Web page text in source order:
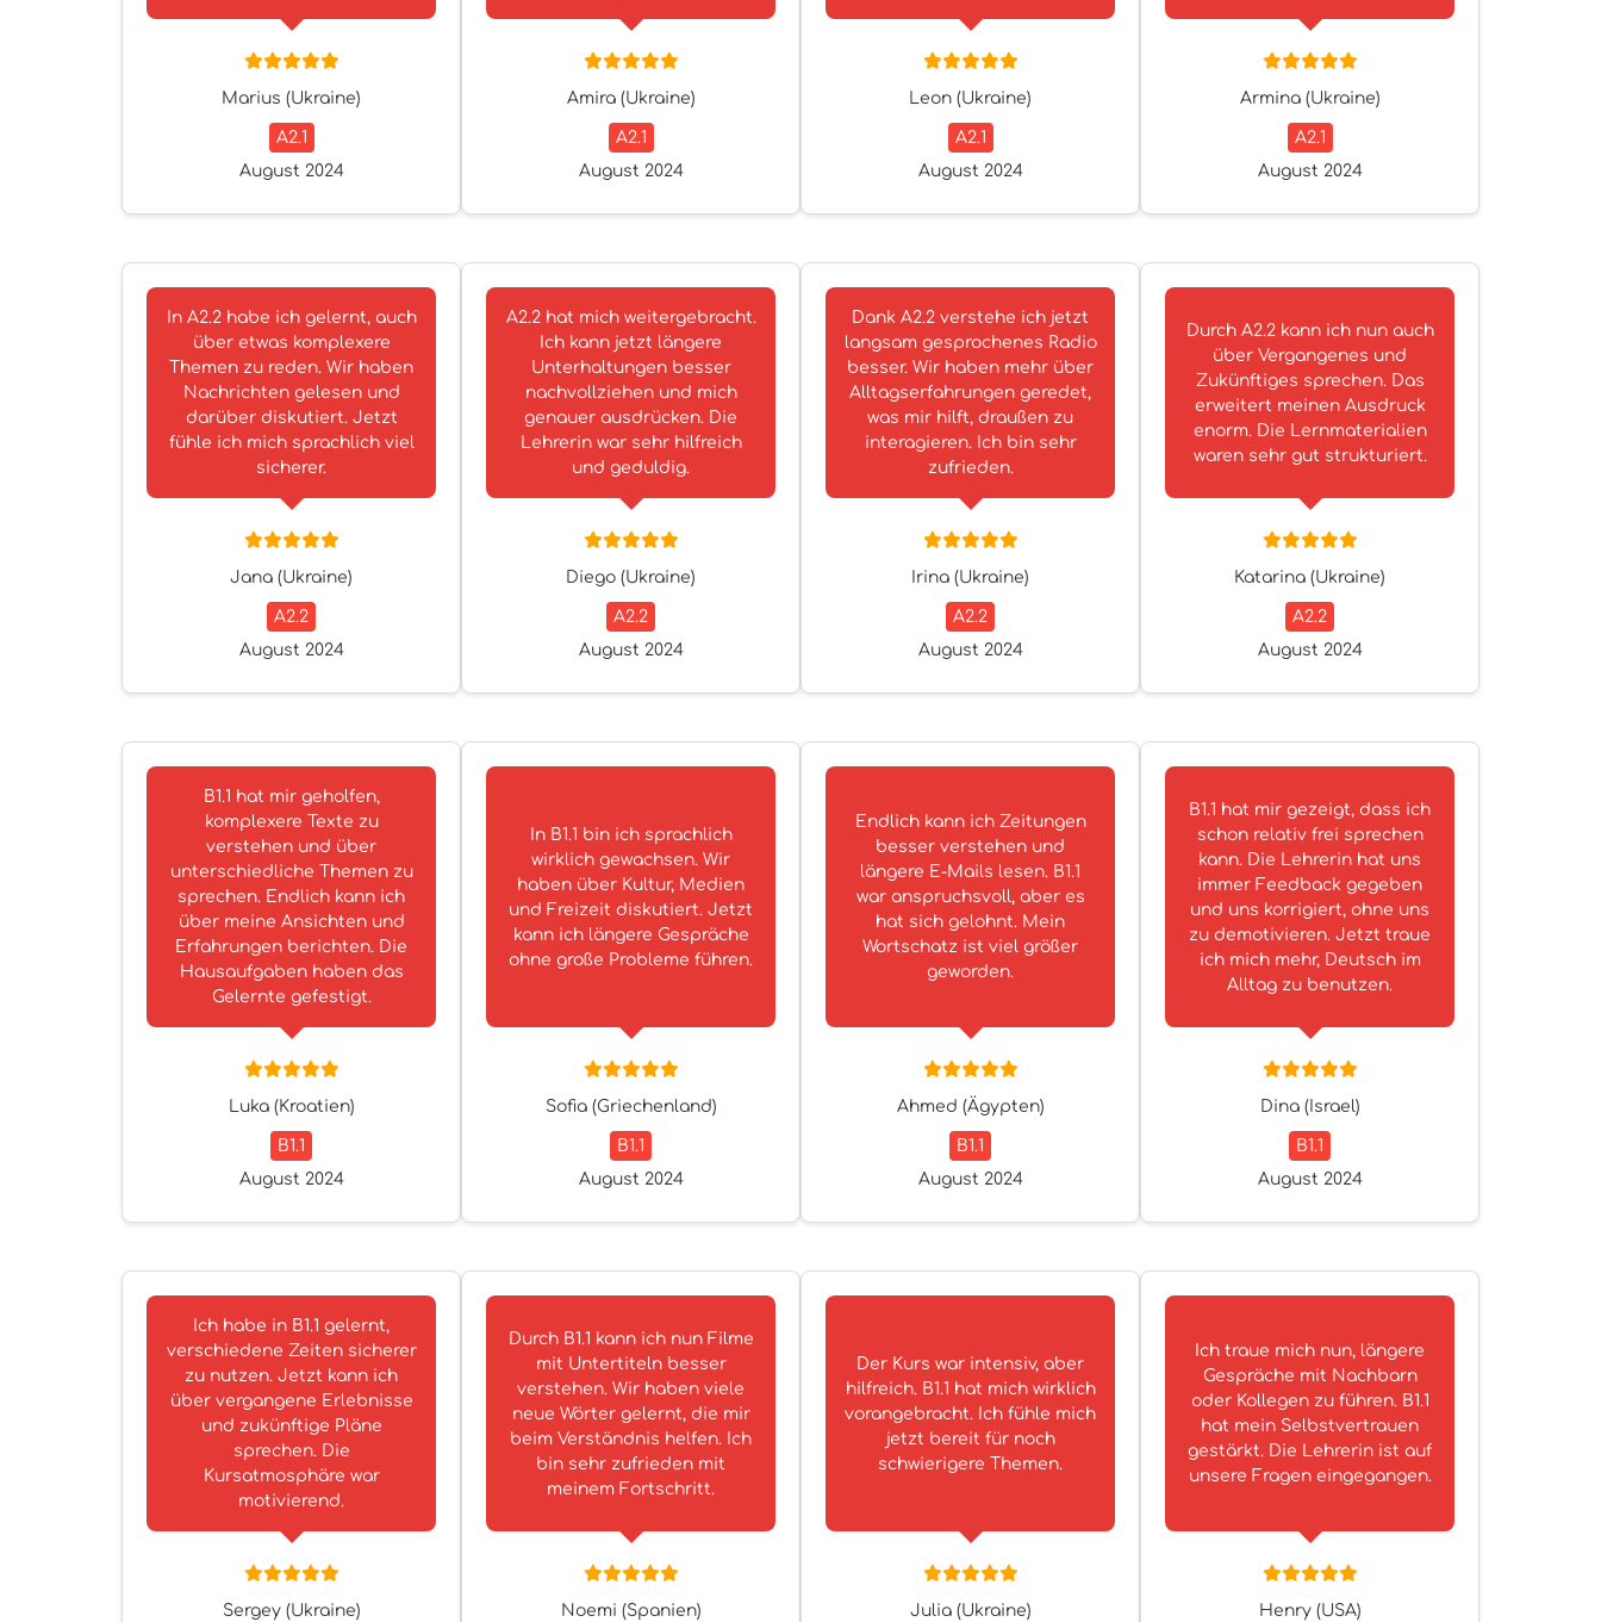
Marius (Ukraine)
A2.1
August 2024
Amira (Ukraine)
A2.1
August 2024
Leon (Ukraine)
A2.1
August 2024
Armina (Ukraine)
A2.1
August 2024
In A2.2 habe ich gelernt, auch
über etwas komplexere
Themen zu reden. Wir haben
Nachrichten gelesen und
darüber diskutiert. Jetzt
fühle ich mich sprachlich viel
sicherer.
Jana (Ukraine)
A2.2
August 2024
A2.2 hat mich weitergebracht.
Ich kann jetzt längere
Unterhaltungen besser
nachvollziehen und mich
genauer ausdrücken. Die
Lehrerin war sehr hilfreich
und geduldig.
Diego (Ukraine)
A2.2
August 2024
Dank A2.2 verstehe ich jetzt
langsam gesprochenes Radio
besser. Wir haben mehr über
Alltagserfahrungen geredet,
was mir hilft, draußen zu
interagieren. Ich bin sehr
zufrieden.
Irina (Ukraine)
A2.2
August 2024
Durch A2.2 kann ich nun auch
über Vergangenes und
Zukünftiges sprechen. Das
erweitert meinen Ausdruck
enorm. Die Lernmaterialien
waren sehr gut strukturiert.
Katarina (Ukraine)
A2.2
August 2024
B1.1 hat mir geholfen,
komplexere Texte zu
verstehen und über
unterschiedliche Themen zu
sprechen. Endlich kann ich
über meine Ansichten und
Erfahrungen berichten. Die
Hausaufgaben haben das
Gelernte gefestigt.
Luka (Kroatien)
B1.1
August 2024
In B1.1 bin ich sprachlich
wirklich gewachsen. Wir
haben über Kultur, Medien
und Freizeit diskutiert. Jetzt
kann ich längere Gespräche
ohne große Probleme führen.
Sofia (Griechenland)
B1.1
August 2024
Endlich kann ich Zeitungen
besser verstehen und
längere E-Mails lesen. B1.1
war anspruchsvoll, aber es
hat sich gelohnt. Mein
Wortschatz ist viel größer
geworden.
Ahmed (Ägypten)
B1.1
August 2024
B1.1 hat mir gezeigt, dass ich
schon relativ frei sprechen
kann. Die Lehrerin hat uns
immer Feedback gegeben
und uns korrigiert, ohne uns
zu demotivieren. Jetzt traue
ich mich mehr, Deutsch im
Alltag zu benutzen.
Dina (Israel)
B1.1
August 2024
Ich habe in B1.1 gelernt,
verschiedene Zeiten sicherer
zu nutzen. Jetzt kann ich
über vergangene Erlebnisse
und zukünftige Pläne
sprechen. Die
Kursatmosphäre war
motivierend.
Sergey (Ukraine)
Durch B1.1 kann ich nun Filme
mit Untertiteln besser
verstehen. Wir haben viele
neue Wörter gelernt, die mir
beim Verständnis helfen. Ich
bin sehr zufrieden mit
meinem Fortschritt.
Noemi (Spanien)
Der Kurs war intensiv, aber
hilfreich. B1.1 hat mich wirklich
vorangebracht. Ich fühle mich
jetzt bereit für noch
schwierigere Themen.
Julia (Ukraine)
Ich traue mich nun, längere
Gespräche mit Nachbarn
oder Kollegen zu führen. B1.1
hat mein Selbstvertrauen
gestärkt. Die Lehrerin ist auf
unsere Fragen eingegangen.
Henry (USA)